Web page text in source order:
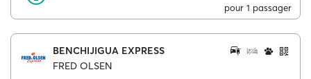
pour 1 passager
BENCHIJIGUA EXPRESS
FRED OLSEN